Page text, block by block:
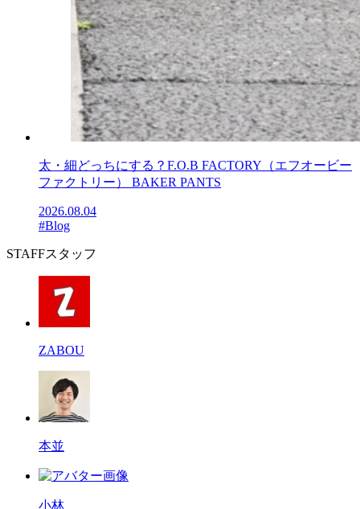
太・細どっちにする？F.O.B FACTORY（エフオービー
ファクトリー） BAKER PANTS
2026.08.04
#Blog
STAFFスタッフ
ZABOU
本並
小林